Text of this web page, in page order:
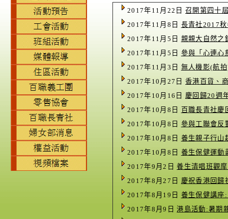
2017年11月22日 召開第四十
2017年11月8日 長青社2017
2017年11月5日 親親大自然之
2017年11月5日 參與「心連心
2017年11月3日 無人機影(航
2017年10月27日 香港百貨、
2017年10月16日 慶回歸20週
2017年10月8日
百職長青社慶
2017年10月8日 參與工聯會反
2017年10月8日 養生親子行山
2017年10月8日 養生保健運動
2017年9月2日養生清唱班觀
2017年8月27日 慶祝香港回歸
2017年8月19日 養生保健講座
2017年8月9日港島活動:暑期